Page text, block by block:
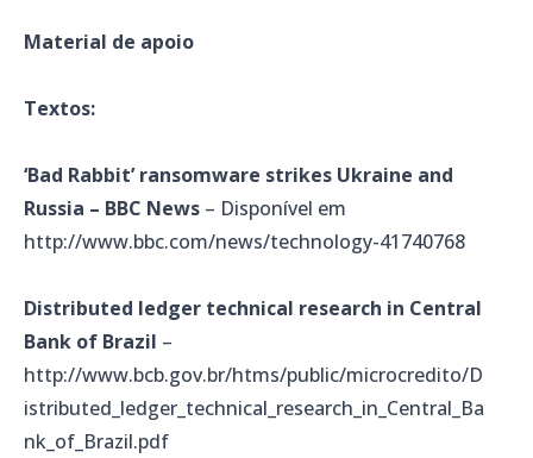
Material de apoio
Textos:
‘Bad Rabbit’ ransomware strikes Ukraine and
Russia – BBC News – Disponível em
http://www.bbc.com/news/technology-41740768
Distributed ledger technical research in Central
Bank of Brazil –
http://www.bcb.gov.br/htms/public/microcredito/D
istributed_ledger_technical_research_in_Central_Ba
nk_of_Brazil.pdf